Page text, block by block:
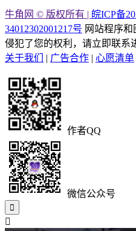
牛角网 © 版权所有 | 皖ICP备
34012302001217号 网站程序
侵犯了您的权利，请立即联系
关于我们
| 广告合作 | 心愿清单
作者QQ
微信公众号